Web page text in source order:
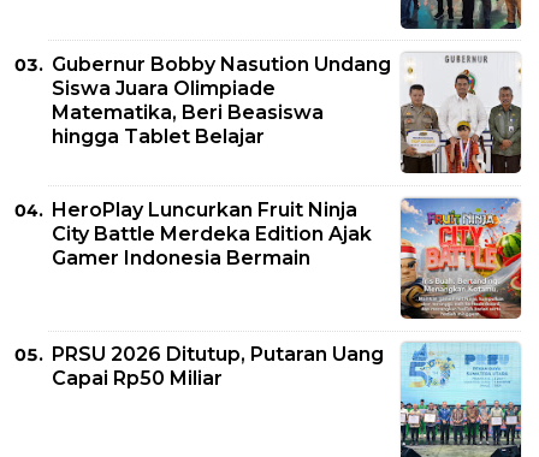
Gubernur Bobby Nasution Undang
Siswa Juara Olimpiade
Matematika, Beri Beasiswa
hingga Tablet Belajar
HeroPlay Luncurkan Fruit Ninja
City Battle Merdeka Edition Ajak
Gamer Indonesia Bermain
PRSU 2026 Ditutup, Putaran Uang
Capai Rp50 Miliar